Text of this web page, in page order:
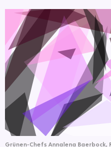
Grünen-Chefs Annalena Baerbock,